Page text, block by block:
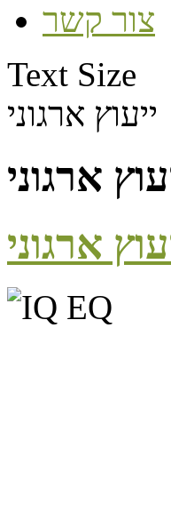
צור קשר
Text Size
ייעוץ ארגוני
ארגוני
ארגוני